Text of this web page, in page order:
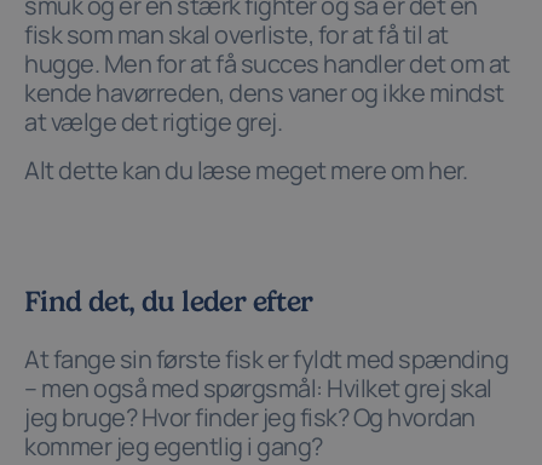
fisk som man skal overliste, for at få til at
hugge. Men for at få succes handler det om at
kende havørreden, dens vaner og ikke mindst
at vælge det rigtige grej.
Alt dette kan du læse meget mere om her.
Find det, du leder efter
At fange sin første fisk er fyldt med spænding
– men også med spørgsmål: Hvilket grej skal
jeg bruge? Hvor finder jeg fisk? Og hvordan
kommer jeg egentlig i gang?